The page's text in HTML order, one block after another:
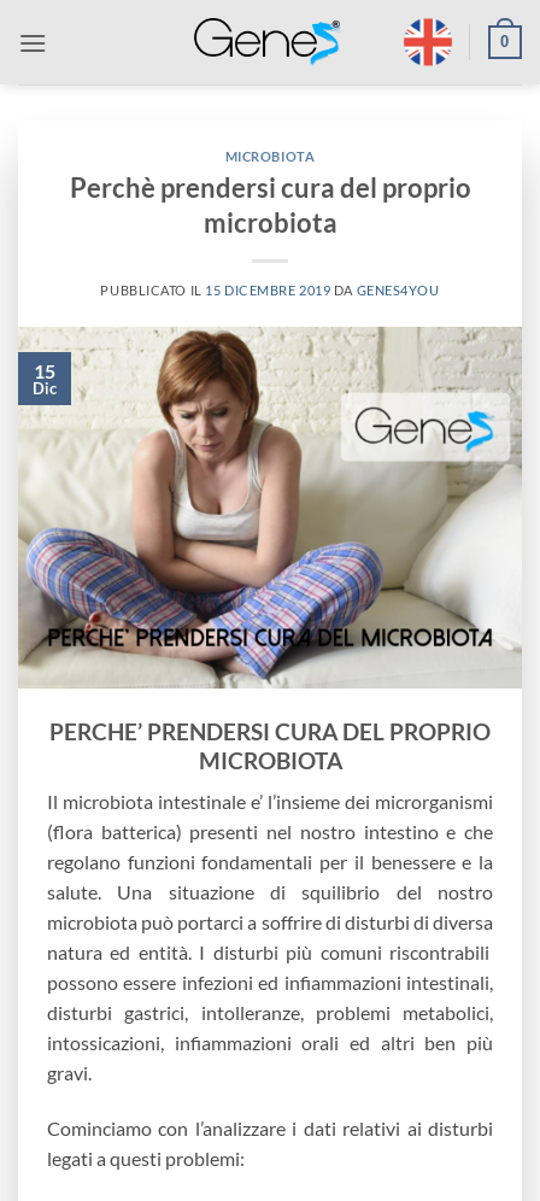
0
MICROBIOTA
Perchè prendersi cura del proprio
microbiota
PUBBLICATO IL 15 DICEMBRE 2019 DA GENES4YOU
15
Dic
PERCHE’ PRENDERSI CURA DEL PROPRIO
MICROBIOTA
Il microbiota intestinale e’ l’insieme dei microrganismi
(flora batterica) presenti nel nostro intestino e che
regolano funzioni fondamentali per il benessere e la
salute. Una situazione di squilibrio del nostro
microbiota può portarci a soffrire di disturbi di diversa
natura ed entità. I disturbi più comuni riscontrabili
possono essere infezioni ed infiammazioni intestinali,
disturbi gastrici, intolleranze, problemi metabolici,
intossicazioni, infiammazioni orali ed altri ben più
gravi.
Cominciamo con l’analizzare i dati relativi ai disturbi
legati a questi problemi: